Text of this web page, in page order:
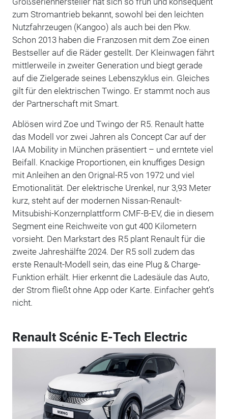
zum Stromantrieb bekannt, sowohl bei den leichten
Nutzfahrzeugen (Kangoo) als auch bei den Pkw.
Schon 2013 haben die Franzosen mit dem Zoe einen
Bestseller auf die Räder gestellt. Der Kleinwagen fährt
mittlerweile in zweiter Generation und biegt gerade
auf die Zielgerade seines Lebenszyklus ein. Gleiches
gilt für den elektrischen Twingo. Er stammt noch aus
der Partnerschaft mit Smart.
Ablösen wird Zoe und Twingo der R5. Renault hatte
das Modell vor zwei Jahren als Concept Car auf der
IAA Mobility in München präsentiert – und erntete viel
Beifall. Knackige Proportionen, ein knuffiges Design
mit Anleihen an den Orignal-R5 von 1972 und viel
Emotionalität. Der elektrische Urenkel, nur 3,93 Meter
kurz, steht auf der modernen Nissan-Renault-
Mitsubishi-Konzernplattform CMF-B-EV, die in diesem
Segment eine Reichweite von gut 400 Kilometern
vorsieht. Den Markstart des R5 plant Renault für die
zweite Jahreshälfte 2024. Der R5 soll zudem das
erste Renault-Modell sein, das eine Plug & Charge-
Funktion erhält. Hier erkennt die Ladesäule das Auto,
der Strom fließt ohne App oder Karte. Einfacher geht’s
nicht.
Renault Scénic E-Tech Electric